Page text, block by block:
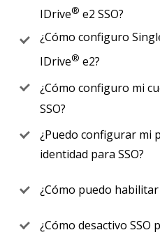
IDrive® e2 SSO?
¿Cómo configuro
IDrive® e2?
¿Cómo configuro mi
SSO?
¿Puedo configurar mi
identidad para SSO?
¿Cómo puedo
¿Cómo desactivo SSO